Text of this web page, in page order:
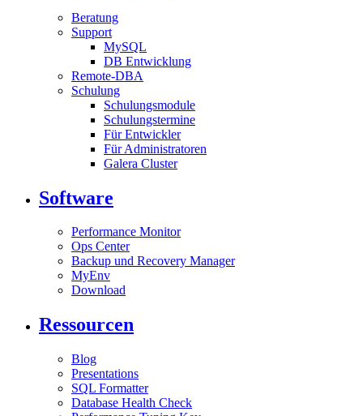
Beratung
Support
MySQL
DB Entwicklung
Remote-DBA
Schulung
Schulungsmodule
Schulungstermine
Für Entwickler
Für Administratoren
Galera Cluster
Software
Performance Monitor
Ops Center
Backup und Recovery Manager
MyEnv
Download
Ressourcen
Blog
Presentations
SQL Formatter
Database Health Check